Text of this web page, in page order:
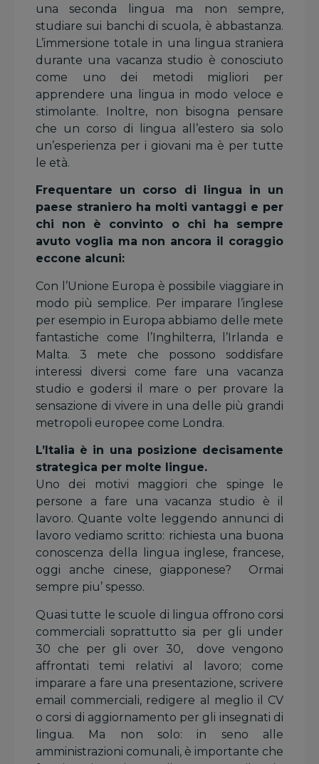
una seconda lingua ma non sempre,
studiare sui banchi di scuola, è abbastanza.
L’immersione totale in una lingua straniera
durante una vacanza studio è conosciuto
come uno dei metodi migliori per
apprendere una lingua in modo veloce e
stimolante. Inoltre, non bisogna pensare
che un corso di lingua all’estero sia solo
un’esperienza per i giovani ma è per tutte
le età.
Frequentare un corso di lingua in un
paese straniero ha molti vantaggi e per
chi non è convinto o chi ha sempre
avuto voglia ma non ancora il coraggio
eccone alcuni:
Con l’Unione Europa è possibile viaggiare in
modo più semplice. Per imparare l’inglese
per esempio in Europa abbiamo delle mete
fantastiche come l’Inghilterra, l’Irlanda e
Malta. 3 mete che possono soddisfare
interessi diversi come fare una vacanza
studio e godersi il mare o per provare la
sensazione di vivere in una delle più grandi
metropoli europee come Londra.
L’Italia è in una posizione decisamente
strategica per molte lingue.
Uno dei motivi maggiori che spinge le
persone a fare una vacanza studio è il
lavoro. Quante volte leggendo annunci di
lavoro vediamo scritto: richiesta una buona
conoscenza della lingua inglese, francese,
oggi anche cinese, giapponese? Ormai
sempre piu’ spesso.
Quasi tutte le scuole di lingua offrono corsi
commerciali soprattutto sia per gli under
30 che per gli over 30, dove vengono
affrontati temi relativi al lavoro; come
imparare a fare una presentazione, scrivere
email commerciali, redigere al meglio il CV
o corsi di aggiornamento per gli insegnati di
lingua. Ma non solo: in seno alle
amministrazioni comunali, è importante che